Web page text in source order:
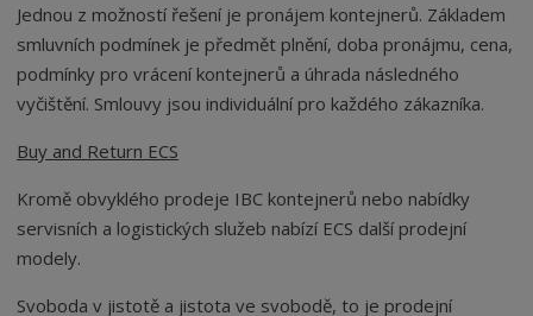
Jednou z možností řešení je pronájem kontejnerů. Základem
smluvních podmínek je předmět plnění, doba pronájmu, cena,
podmínky pro vrácení kontejnerů a úhrada následného
vyčištění. Smlouvy jsou individuální pro každého zákazníka.
Buy and Return ECS
Kromě obvyklého prodeje IBC kontejnerů nebo nabídky
servisních a logistických služeb nabízí ECS další prodejní
modely.
Svoboda v jistotě a jistota ve svobodě, to je prodejní